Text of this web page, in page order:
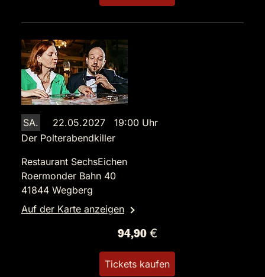
SA.
22.05.2027 19:00 Uhr
Der Polterabendkiller
Restaurant SechsEichen
Roermonder Bahn 40
41844 Wegberg
Auf der Karte anzeigen
94,90 €
Tickets kaufen